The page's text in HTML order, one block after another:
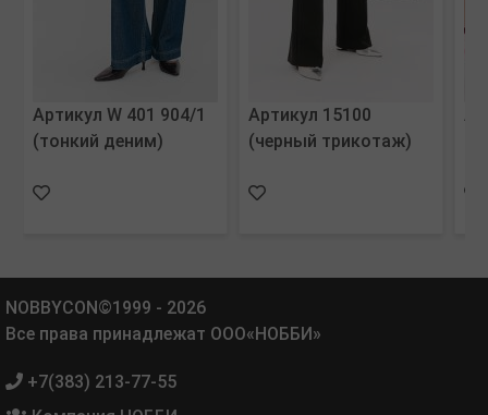
Артикул W 401 904/1
(тонкий деним)
Артикул 15100
(черный трикотаж)
NOBBYCON©1999 - 2026
Все права принадлежат ООО«НОББИ»
+7(383) 213-77-55